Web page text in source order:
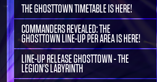
THE GHOSTTOWN TIMETABLE IS HERE!
COMMANDERS REVEALED: THE
GHOSTTOWN LINE-UP PER AREA IS HERE!
LINE-UP RELEASE GHOSTTOWN - THE
LEGION'S LABYRINTH